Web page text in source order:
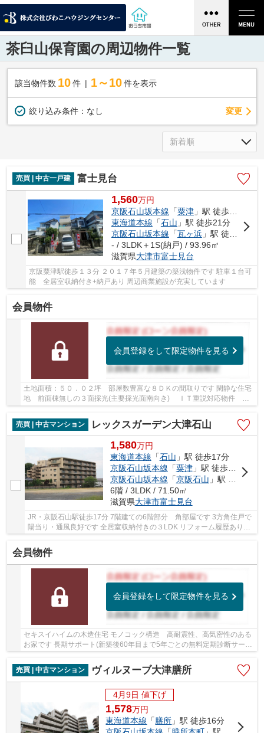
茶臼山保育園の周辺物件一覧
該当物件数 10件 1～10 件を表示
絞り込み条件： なし 変更
売買 | 中古一戸建 富士見台
1,560万円
京阪石山坂本線 「粟津」駅 徒歩13分
東海道本線 「石山 」駅 徒歩21分
京阪石山坂本線 「瓦ヶ浜」駅 徒歩16分
- / 3LDK＋1S(納戸) / 93.96㎡
滋賀県大津市富士見台
京阪粟津駅徒歩１３分 ２０１７年５月建築の築浅物件です 駐車１台可
能 全居室収納付き+納戸あり 周辺商業施設が充実しています
会員物件
会員登録をして限定物件を見る
土地面積：５０．０２坪 部屋数豊富な８ＤＫの間取りです 閑静な住宅
地 前面棟無しの３面採光(主要採光面南向き) ＩＴ重説対応物件 駐
車１台可能 空家につき即引渡し可能 ♦２０...
売買 | 中古マンション
レックスガーデン大津石山
1,580万円
東海道本線 「石山 」駅 徒歩17分
京阪石山坂本線 「粟津」駅 徒歩13分
京阪石山坂本線 「京阪石山 」駅 徒歩17分
6階 / 3LDK / 71.50㎡
滋賀県大津市富士見台
JR・京阪石山駅徒歩17分 7階建ての6階部分 角部屋です 3方角住戸で
陽当り・通風良好です 全居室収納付きの３LDK リフォーム履歴ありま
会員物件
会員登録をして限定物件を見る
セキスイハイムの木造住宅 モノコック構造 高耐震性、高気密性のある
お家です 長期サポート(新築後60年目まで5年ごとの無料定期診断サービ
売買 | 中古マンション
ヴィルヌーブ大津膳所
4月9日 値下げ
1,578万円
東海道本線 「膳所 」駅 徒歩16分